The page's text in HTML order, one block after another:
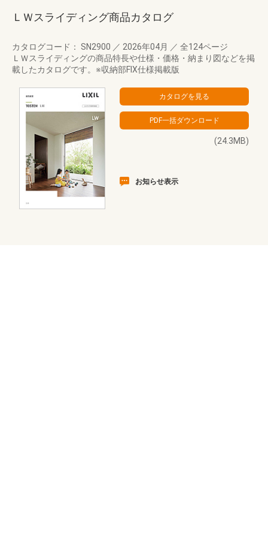
ＬＷスライディング商品カタログ
カタログコード： SN2900 ／ 2026年04月 ／ 全124ページ
ＬＷスライディングの商品特長や仕様・価格・納まり図などを掲
載したカタログです。※収納部FIX仕様掲載版
(24.3MB)
お知らせ表示